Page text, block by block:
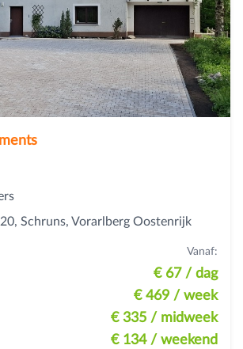
Schruns, Vorarlberg Oostenrijk
Vanaf:
€ 67/ dag
€ 469 / week
€ 335 / midweek
€ 134/ weekend